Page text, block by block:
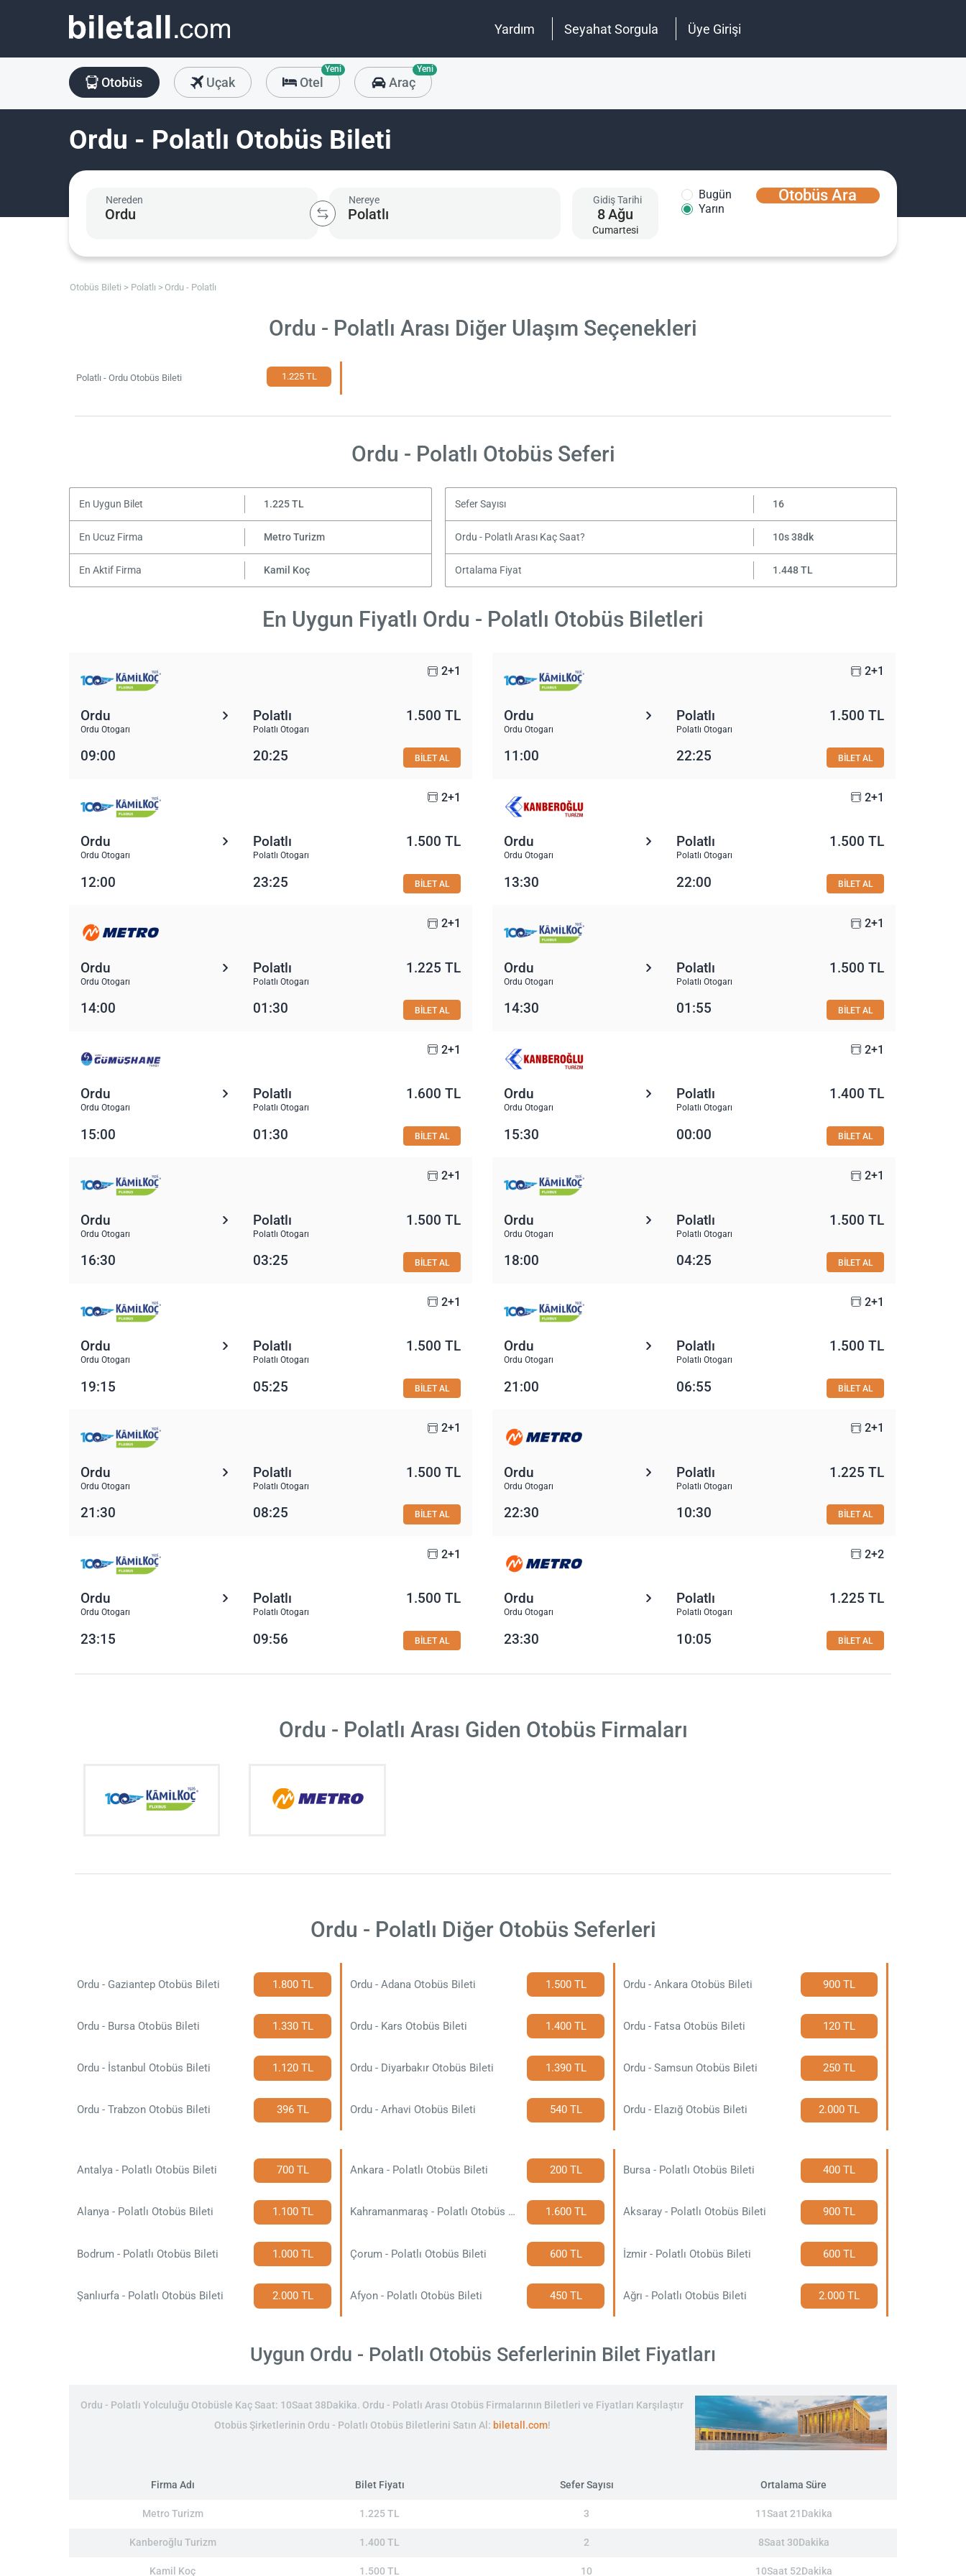
Yardım Seyahat Sorgula Üye Girişi
Otobüs Uçak Otel
Yeni
Araç
Yeni
Ordu - Polatlı Otobüs Bileti
Nereden Nereye Gidiş Tarihi
8Ağu
Cumartesi
Bugün
Yarın
Otobüs Ara
Otobüs Bileti Polatlı Ordu - Polatlı
Ordu - Polatlı Arası Diğer Ulaşım Seçenekleri
Polatlı - Ordu Otobüs Bileti 1.225 TL
Ordu - Polatlı Otobüs Seferi
En Uygun Bilet 1.225 TL Sefer Sayısı 16
En Ucuz Firma Metro Turizm Ordu - Polatlı Arası Kaç Saat? 10s 38dk
En Aktif Firma Kamil Koç Ortalama Fiyat 1.448 TL
En Uygun Fiyatlı Ordu - Polatlı Otobüs Biletleri
2+1
Ordu
Ordu Otogarı
Polatlı
Polatlı Otogarı
1.500 TL
09:00 20:25 BİLET AL
2+1
Ordu
Ordu Otogarı
Polatlı
Polatlı Otogarı
1.500 TL
11:00 22:25 BİLET AL
2+1
Ordu
Ordu Otogarı
Polatlı
Polatlı Otogarı
1.500 TL
12:00 23:25 BİLET AL
2+1
Ordu
Ordu Otogarı
Polatlı
Polatlı Otogarı
1.500 TL
13:30 22:00 BİLET AL
2+1
Ordu
Ordu Otogarı
Polatlı
Polatlı Otogarı
1.225 TL
14:00 01:30 BİLET AL
2+1
Ordu
Ordu Otogarı
Polatlı
Polatlı Otogarı
1.500 TL
14:30 01:55 BİLET AL
2+1
Ordu
Ordu Otogarı
Polatlı
Polatlı Otogarı
1.600 TL
15:00 01:30 BİLET AL
2+1
Ordu
Ordu Otogarı
Polatlı
Polatlı Otogarı
1.400 TL
15:30 00:00 BİLET AL
2+1
Ordu
Ordu Otogarı
Polatlı
Polatlı Otogarı
1.500 TL
16:30 03:25 BİLET AL
2+1
Ordu
Ordu Otogarı
Polatlı
Polatlı Otogarı
1.500 TL
18:00 04:25 BİLET AL
2+1
Ordu
Ordu Otogarı
Polatlı
Polatlı Otogarı
1.500 TL
19:15 05:25 BİLET AL
2+1
Ordu
Ordu Otogarı
Polatlı
Polatlı Otogarı
1.500 TL
21:00 06:55 BİLET AL
2+1
Ordu
Ordu Otogarı
Polatlı
Polatlı Otogarı
1.500 TL
21:30 08:25 BİLET AL
2+1
Ordu
Ordu Otogarı
Polatlı
Polatlı Otogarı
1.225 TL
22:30 10:30 BİLET AL
2+1
Ordu
Ordu Otogarı
Polatlı
Polatlı Otogarı
1.500 TL
23:15 09:56 BİLET AL
2+2
Ordu
Ordu Otogarı
Polatlı
Polatlı Otogarı
1.225 TL
23:30 10:05 BİLET AL
Ordu - Polatlı Arası Giden Otobüs Firmaları
Ordu - Polatlı Diğer Otobüs Seferleri
Ordu - Gaziantep Otobüs Bileti 1.800 TL Ordu - Adana Otobüs Bileti 1.500 TL Ordu - Ankara Otobüs Bileti 900 TL
Ordu - Bursa Otobüs Bileti 1.330 TL Ordu - Kars Otobüs Bileti 1.400 TL Ordu - Fatsa Otobüs Bileti 120 TL
Ordu - İstanbul Otobüs Bileti 1.120 TL Ordu - Diyarbakır Otobüs Bileti 1.390 TL Ordu - Samsun Otobüs Bileti 250 TL
Ordu - Trabzon Otobüs Bileti 396 TL Ordu - Arhavi Otobüs Bileti 540 TL Ordu - Elazığ Otobüs Bileti 2.000 TL
Antalya - Polatlı Otobüs Bileti 700 TL Ankara - Polatlı Otobüs Bileti 200 TL Bursa - Polatlı Otobüs Bileti 400 TL
Alanya - Polatlı Otobüs Bileti 1.100 TL Kahramanmaraş - Polatlı Otobüs Bileti 1.600 TL Aksaray - Polatlı Otobüs Bileti 900 TL
Bodrum - Polatlı Otobüs Bileti 1.000 TL Çorum - Polatlı Otobüs Bileti 600 TL İzmir - Polatlı Otobüs Bileti 600 TL
Şanlıurfa - Polatlı Otobüs Bileti 2.000 TL Afyon - Polatlı Otobüs Bileti 450 TL Ağrı - Polatlı Otobüs Bileti 2.000 TL
Uygun Ordu - Polatlı Otobüs Seferlerinin Bilet Fiyatları
Ordu - Polatlı Yolculuğu Otobüsle Kaç Saat: 10Saat 38Dakika. Ordu - Polatlı Arası Otobüs Firmalarının Biletleri ve Fiyatları Karşılaştır
Otobüs Şirketlerinin Ordu - Polatlı Otobüs Biletlerini Satın Al: biletall.com!
Firma Adı Bilet Fiyatı Sefer Sayısı Ortalama Süre
Metro Turizm 1.225 TL 3 11Saat 21Dakika
Kanberoğlu Turizm 1.400 TL 2 8Saat 30Dakika
Kamil Koç 1.500 TL 10 10Saat 52Dakika